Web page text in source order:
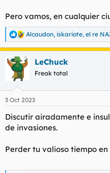
Pero vamos, en cualquier
R
e
a
c
c
e
:
Alcaudon, iskariote, el re
LeChuck
Freak total
3 Oct 2023
Discutir airadamente e
de invasiones.
Perder tu valioso tiempo